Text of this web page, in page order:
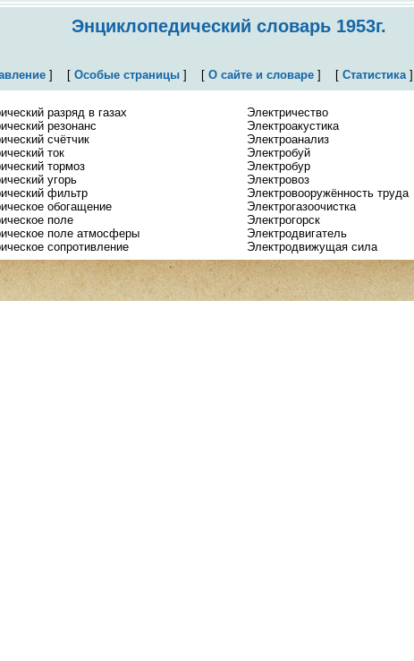
Энциклопедический словарь 1953г.
] [ Особые страницы] [ О сайте и словаре] [ Статистика]
разряд в газах
резонанс
счётчик
ток
тормоз
угорь
фильтр
обогащение
поле
поле атмосферы
сопротивление
Электричество
Электроакустика
Электроанализ
Электробуй
Электробур
Электровоз
Электровооружённость труда
Электрогазоочистка
Электрогорск
Электродвигатель
Электродвижущая сила